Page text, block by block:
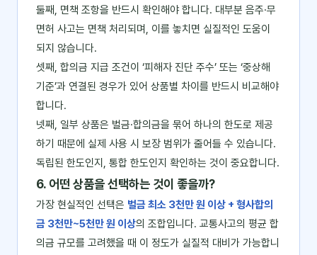
둘째, 면책 조항을 반드시 확인해야 합니다. 대부분 음주·무
면허 사고는 면책 처리되며, 이를 놓치면 실질적인 도움이
되지 않습니다.
셋째, 합의금 지급 조건이 ‘피해자 진단 주수’ 또는 ‘중상해
기준’과 연결된 경우가 있어 상품별 차이를 반드시 비교해야
합니다.
넷째, 일부 상품은 벌금·합의금을 묶어 하나의 한도로 제공
하기 때문에 실제 사용 시 보장 범위가 줄어들 수 있습니다.
독립된 한도인지, 통합 한도인지 확인하는 것이 중요합니다.
6. 어떤 상품을 선택하는 것이 좋을까?
가장 현실적인 선택은 벌금 최소 3천만 원 이상 + 형사합의
금 3천만~5천만 원 이상의 조합입니다. 교통사고의 평균 합
의금 규모를 고려했을 때 이 정도가 실질적 대비가 가능합니